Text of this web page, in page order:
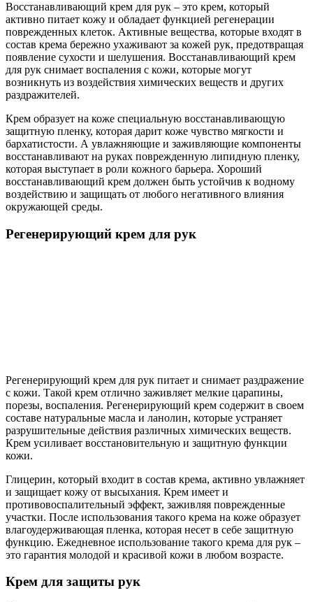
Восстанавливающий крем для рук – это крем, который
активно питает кожу и обладает функцией регенерации
поврежденных клеток. Активные вещества, которые входят в
состав крема бережно ухаживают за кожей рук, предотвращая
появление сухости и шелушения. Восстанавливающий крем
для рук снимает воспаления с кожи, которые могут
возникнуть из воздействия химических веществ и других
раздражителей.
Крем образует на коже специальную восстанавливающую
защитную пленку, которая дарит коже чувство мягкости и
бархатистости. А увлажняющие и заживляющие компоненты
восстанавливают на руках поврежденную липидную пленку,
которая выступает в роли кожного барьера. Хороший
восстанавливающий крем должен быть устойчив к водному
воздействию и защищать от любого негативного влияния
окружающей среды.
Регенерирующий крем для рук
Регенерирующий крем для рук питает и снимает раздражение
с кожи. Такой крем отлично заживляет мелкие царапины,
порезы, воспаления. Регенерирующий крем содержит в своем
составе натуральные масла и ланолин, которые устраняет
разрушительные действия различных химических веществ.
Крем усиливает восстановительную и защитную функции
кожи.
Глицерин, который входит в состав крема, активно увлажняет
и защищает кожу от высыхания. Крем имеет и
противовоспалительный эффект, заживляя поврежденные
участки. После использования такого крема на коже образует
влагоудерживающая пленка, которая несет в себе защитную
функцию. Ежедневное использование такого крема для рук –
это гарантия молодой и красивой кожи в любом возрасте.
Крем для защиты рук